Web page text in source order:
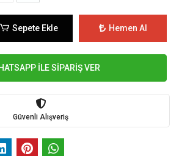
Sepete Ekle Hemen Al
İLE SİPARİŞ VER
Güvenli Alışveriş